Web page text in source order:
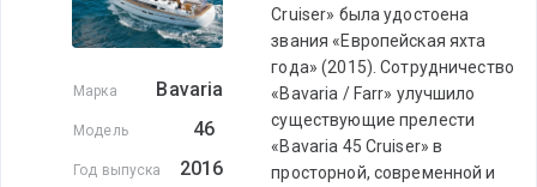
Марка Bavaria
Модель 46
Год выпуска 2016
Cruiser» была удостоена
звания «Европейская яхта
года» (2015). Сотрудничество
«Bavaria / Farr» улучшило
существующие прелести
«Bavaria 45 Cruiser» в
просторной, современной и